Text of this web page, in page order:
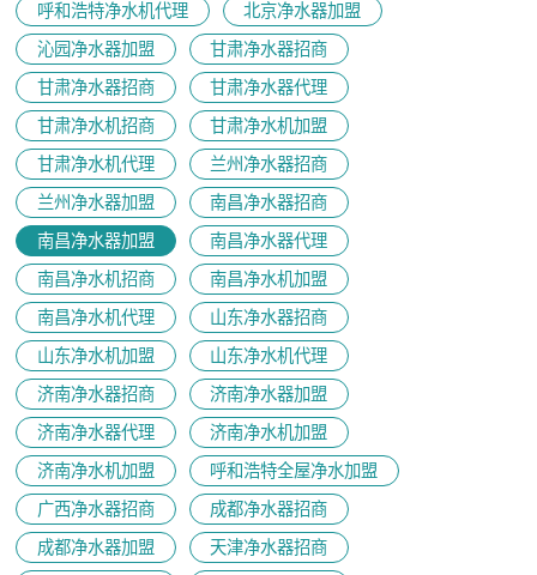
呼和浩特净水机代理
北京净水器加盟
沁园净水器加盟
甘肃净水器招商
甘肃净水器招商
甘肃净水器代理
甘肃净水机招商
甘肃净水机加盟
甘肃净水机代理
兰州净水器招商
兰州净水器加盟
南昌净水器招商
南昌净水器加盟
南昌净水器代理
南昌净水机招商
南昌净水机加盟
南昌净水机代理
山东净水器招商
山东净水机加盟
山东净水机代理
济南净水器招商
济南净水器加盟
济南净水器代理
济南净水机加盟
济南净水机加盟
呼和浩特全屋净水加盟
广西净水器招商
成都净水器招商
成都净水器加盟
天津净水器招商